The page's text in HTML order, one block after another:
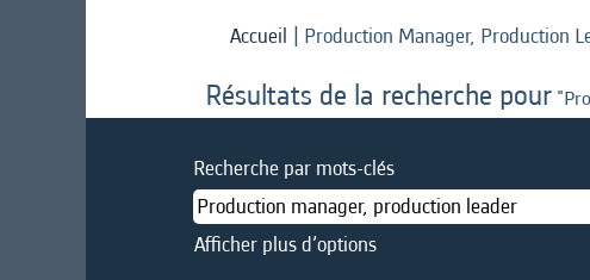
Accueil | Production Manager, Production
Résultats de la recherche pour
Recherche par mots-clés
Afficher plus d’options